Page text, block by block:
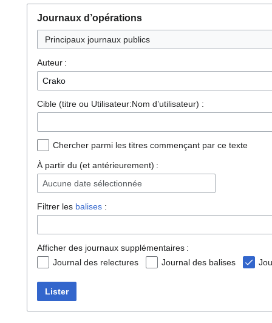
Journaux d’opérations
Principaux journaux publics
Auteur :
Cible (titre ou Utilisateur:Nom d’utilisateur) :
Chercher parmi les titres commençant par ce texte
À partir du (et antérieurement) :
Aucune date sélectionnée
Filtrer les balises :
Afficher des journaux supplémentaires :
Journal des relectures
Journal des balises
Lister